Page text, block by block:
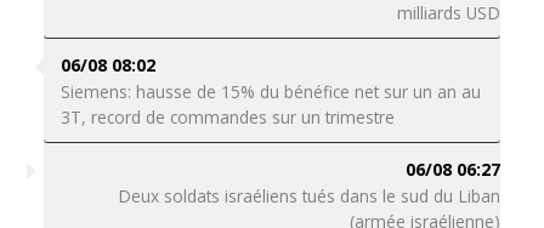
milliards USD
06/08 08:02
Siemens: hausse de 15% du bénéfice net sur un an au
3T, record de commandes sur un trimestre
06/08 06:27
Deux soldats israéliens tués dans le sud du Liban
(armée israélienne)